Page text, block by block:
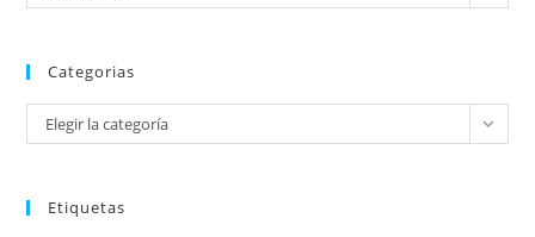
Categorias
Elegir la categoría
Etiquetas